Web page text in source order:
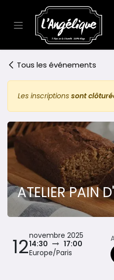
Se rendre au contenu
Tous les événements
Les inscriptions sont
ATELIER PAIN
12novembre 2025
14:30
17:00
Europe/Paris